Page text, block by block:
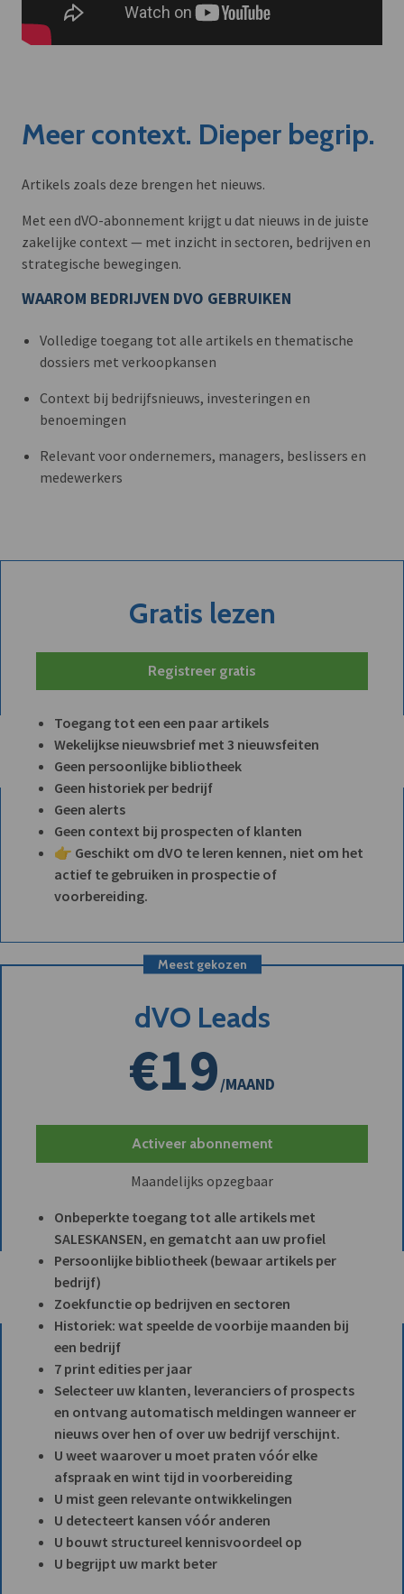
Meer context. Dieper begrip.
Artikels zoals deze brengen het nieuws.
Met een dVO-abonnement krijgt u dat nieuws in de juiste
zakelijke context — met inzicht in sectoren, bedrijven en
strategische bewegingen.
WAAROM BEDRIJVEN DVO GEBRUIKEN
Volledige toegang tot alle artikels en thematische
dossiers met verkoopkansen
Context bij bedrijfsnieuws, investeringen en
benoemingen
Relevant voor ondernemers, managers, beslissers en
medewerkers
Gratis lezen
Registreer gratis
Toegang tot een een paar artikels
Wekelijkse nieuwsbrief met 3 nieuwsfeiten
Geen persoonlijke bibliotheek
Geen historiek per bedrijf
Geen alerts
Geen context bij prospecten of klanten
👉 Geschikt om dVO te leren kennen, niet om het
actief te gebruiken in prospectie of
voorbereiding.
Meest gekozen
dVO Leads
€19/MAAND
Activeer abonnement
Maandelijks opzegbaar
Onbeperkte toegang tot alle artikels met
SALESKANSEN, en gematcht aan uw profiel
Persoonlijke bibliotheek (bewaar artikels per
bedrijf)
Zoekfunctie op bedrijven en sectoren
Historiek: wat speelde de voorbije maanden bij
een bedrijf
7 print edities per jaar
Selecteer uw klanten, leveranciers of prospects
en ontvang automatisch meldingen wanneer er
nieuws over hen of over uw bedrijf verschijnt.
U weet waarover u moet praten vóór elke
afspraak en wint tijd in voorbereiding
U mist geen relevante ontwikkelingen
U detecteert kansen vóór anderen
U bouwt structureel kennisvoordeel op
U begrijpt uw markt beter